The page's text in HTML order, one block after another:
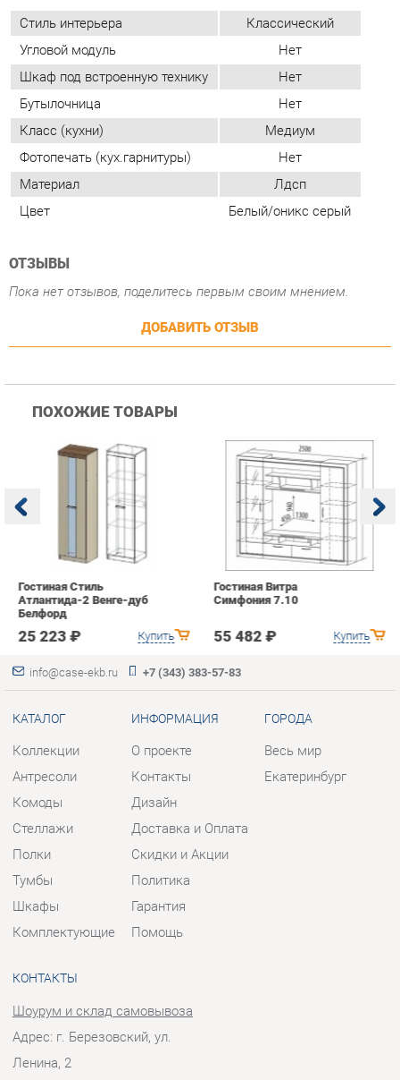
Класс (кухни)
Медиум
Фотопечать (кух.гарнитуры)
Нет
Материал
Лдсп
Цвет Белый/оникс серый
ОТЗЫВЫ
Пока нет отзывов, поделитесь первым своим мнением.
ДОБАВИТЬ ОТЗЫВ
ПОХОЖИЕ ТОВАРЫ
Купить
Гостиная Стиль
Атлантида-2 Венге-дуб
25 223 ₽ Купить
Гостиная Витра
Симфония 7.10
55 482 ₽
КАТАЛОГ
Коллекции
Антресоли
Комоды
Стеллажи
Полки
Тумбы
Шкафы
Контакты
Дизайн
Доставка и Оплата
Скидки и Акции
Политика
Гарантия
ГОРОДА
Екатеринбург
КОНТАКТЫ
Ленина, 2
Телефон: +7 (343) 383-57-83
Отправить сообщение